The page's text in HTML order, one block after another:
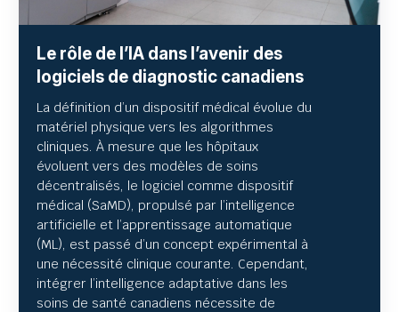
Le rôle de l’IA dans l’avenir des
logiciels de diagnostic canadiens
La définition d’un dispositif médical évolue du
matériel physique vers les algorithmes
cliniques. À mesure que les hôpitaux
évoluent vers des modèles de soins
décentralisés, le logiciel comme dispositif
médical (SaMD), propulsé par l’intelligence
artificielle et l’apprentissage automatique
(ML), est passé d’un concept expérimental à
une nécessité clinique courante. Cependant,
intégrer l’intelligence adaptative dans les
soins de santé canadiens nécessite de